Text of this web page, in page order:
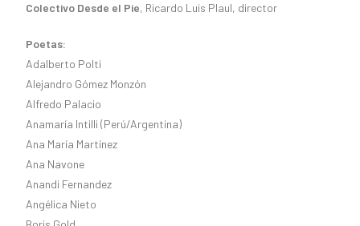
Colectivo Desde el Pie, Ricardo Luis Plaul, director
Poetas:
Adalberto Polti
Alejandro Gómez Monzón
Alfredo Palacio
Anamaría Intilli (Perú/Argentina)
Ana María Martínez
Ana Navone
Anandi Fernandez
Angélica Nieto